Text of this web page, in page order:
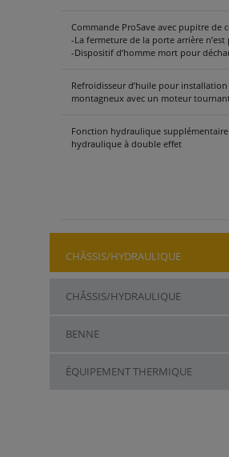
Commande ProSave avec pupitre de
-La fermeture de la porte arrière
-Dispositif d’homme mort pour
Refroidisseur d’huile pour
montagneux avec un moteur tournant
Fonction hydraulique
hydraulique à double effet
CHÂSSIS/HYDRAULIQUE
CHÂSSIS/HYDRAULIQUE
BENNE
ÉQUIPEMENT THERMIQUE